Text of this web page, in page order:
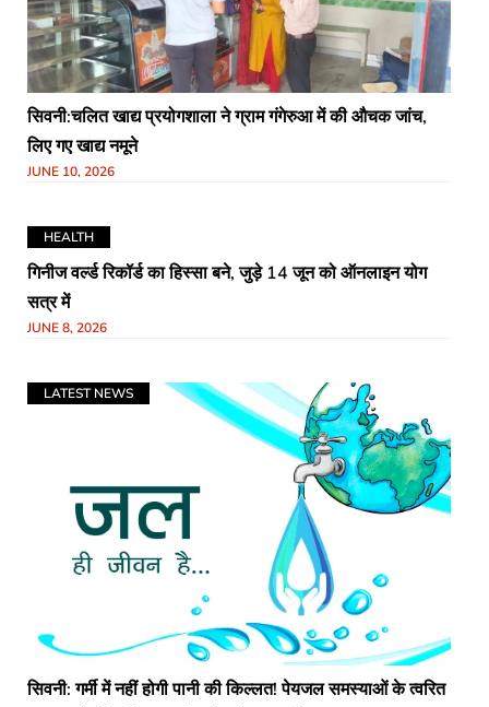
सिवनी:चलित खाद्य प्रयोगशाला ने ग्राम गंगेरुआ में की औचक जांच,
लिए गए खाद्य नमूने
JUNE 10, 2026
HEALTH
गिनीज वर्ल्ड रिकॉर्ड का हिस्सा बने, जुड़े 14 जून को ऑनलाइन योग
सत्र में
JUNE 8, 2026
LATEST NEWS
सिवनी: गर्मी में नहीं होगी पानी की किल्लत! पेयजल समस्याओं के त्वरित